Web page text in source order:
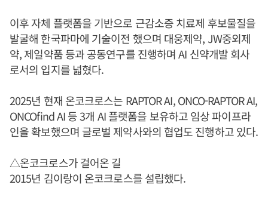
이후 자체 플랫폼을 기반으로 근감소증 치료제 후보물질을
발굴해 한국파마에 기술이전 했으며 대웅제약, JW중외제
약, 제일약품 등과 공동연구를 진행하며 AI 신약개발 회사
로서의 입지를 넓혔다.
2025년 현재 온코크로스는 RAPTOR AI, ONCO-RAPTOR AI,
ONCOfind AI 등 3개 AI 플랫폼을 보유하고 임상 파이프라
인을 확보했으며 글로벌 제약사와의 협업도 진행하고 있다.
△온코크로스가 걸어온 길
2015년 김이랑이 온코크로스를 설립했다.